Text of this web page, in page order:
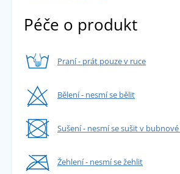
Péče o produkt
Praní - prát pouze v ruce
Bělení - nesmí se bělit
Sušení - nesmí se sušit v bubnové
Žehlení - nesmí se žehlit